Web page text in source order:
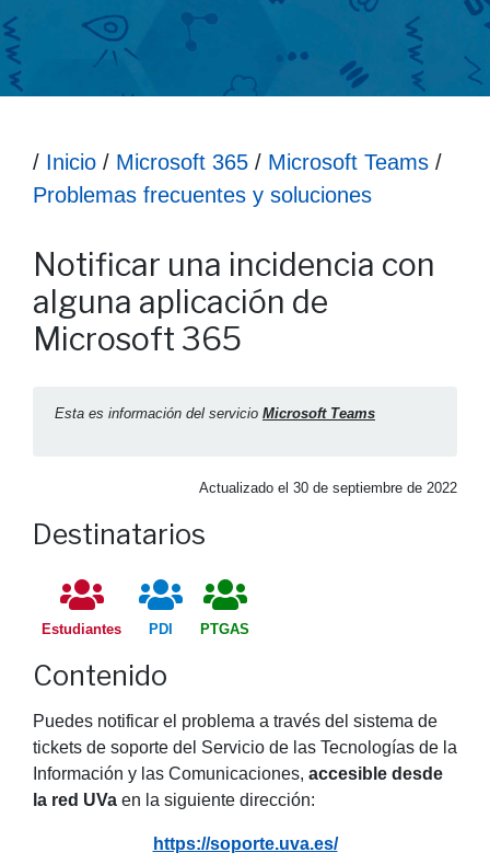
Ruta hasta la información
/ Inicio / Microsoft 365 / Microsoft Teams /
Problemas frecuentes y soluciones
Notificar una incidencia con
alguna aplicación de
Microsoft 365
Esta es información del servicio Microsoft Teams
Actualizado el 30 de septiembre de 2022
Destinatarios
Estudiantes PDI PTGAS
Contenido
Puedes notificar el problema a través del sistema de
tickets de soporte del Servicio de las Tecnologías de la
Información y las Comunicaciones, accesible desde
la red UVa en la siguiente dirección:
https://soporte.uva.es/